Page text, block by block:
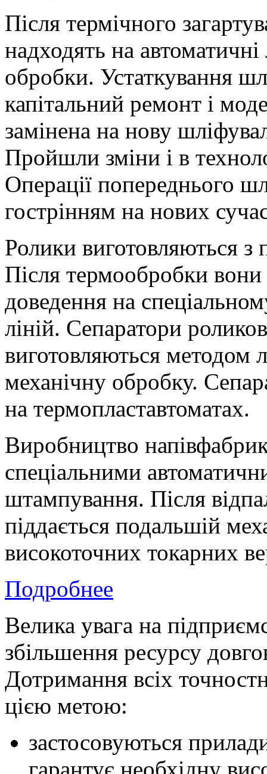
Після термічного
надходять на автоматичні
обробки. Устаткування
капітальний ремонт і
замінена на нову
Пройшли зміни і в
Операції попереднього
гострінням на нових
Ролики виготовляються з
Після термообробки
доведення на
ліній. Сепаратори
виготовляються методом
механічну обробку.
на термопластавтоматах.
Виробництво
спеціальними
штампування. Після
піддається подальшій
високоточних токарних
Подробнее
Велика увага на
збільшення ресурсу
Дотримання всіх
цією метою:
застосовуються
гарантує необхідну